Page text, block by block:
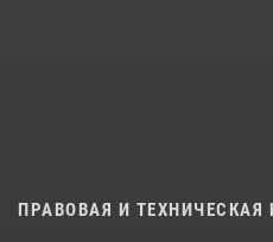
ПРАВОВАЯ И